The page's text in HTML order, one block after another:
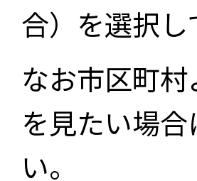
合）を選択
なお市区町
を見たい場
い。